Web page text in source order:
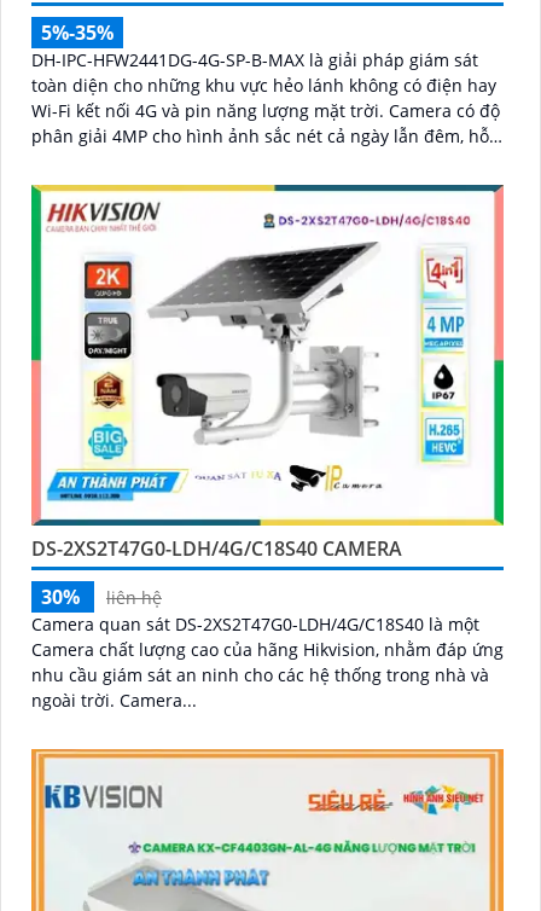
5%-35%
DH-IPC-HFW2441DG-4G-SP-B-MAX là giải pháp giám sát
toàn diện cho những khu vực hẻo lánh không có điện hay
Wi-Fi kết nối 4G và pin năng lượng mặt trời. Camera có độ
phân giải 4MP cho hình ảnh sắc nét cả ngày lẫn đêm, hỗ
và đàm thoại hai chiều
DS-2XS2T47G0-LDH/4G/C18S40 CAMERA
30%
liên hệ
Camera quan sát DS-2XS2T47G0-LDH/4G/C18S40 là một
Camera chất lượng cao của hãng Hikvision, nhằm đáp ứng
nhu cầu giám sát an ninh cho các hệ thống trong nhà và
ngoài trời. Camera...